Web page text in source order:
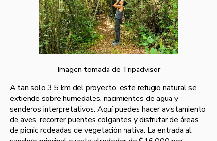
Imagen tomada de Tripadvisor
A tan solo 3,5 km del proyecto, este refugio natural se
extiende sobre humedales, nacimientos de agua y
senderos interpretativos. Aquí puedes hacer avistamiento
de aves, recorrer puentes colgantes y disfrutar de áreas
de picnic rodeadas de vegetación nativa. La entrada al